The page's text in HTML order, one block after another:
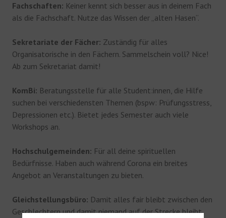
Fachschaften: Keiner kennt sich besser aus in deinem Fach
als die Fachschaft. Nutze das Wissen der „alten Hasen“.
Sekretariate der Fächer: Zuständig für alles
Organisatorische in den Fächern. Sammelschein voll? Nice!
Ab zum Sekretariat damit!
KomBi: Beratungsstelle für alle Student:innen, die Hilfe
suchen bei verschiedensten Themen (bspw: Prüfungsstress,
Depressionen etc.). Bietet jedes Semester auch viele
Workshops an.
Hochschulgemeinden: Für all deine spirituellen
Bedürfnisse. Haben auch während Corona ein breites
Angebot an Veranstaltungen zu bieten.
Gleichstellungsbüro: Damit alles fair bleibt zwischen den
Geschlechtern und damit niemand auf der Strecke bleibt,